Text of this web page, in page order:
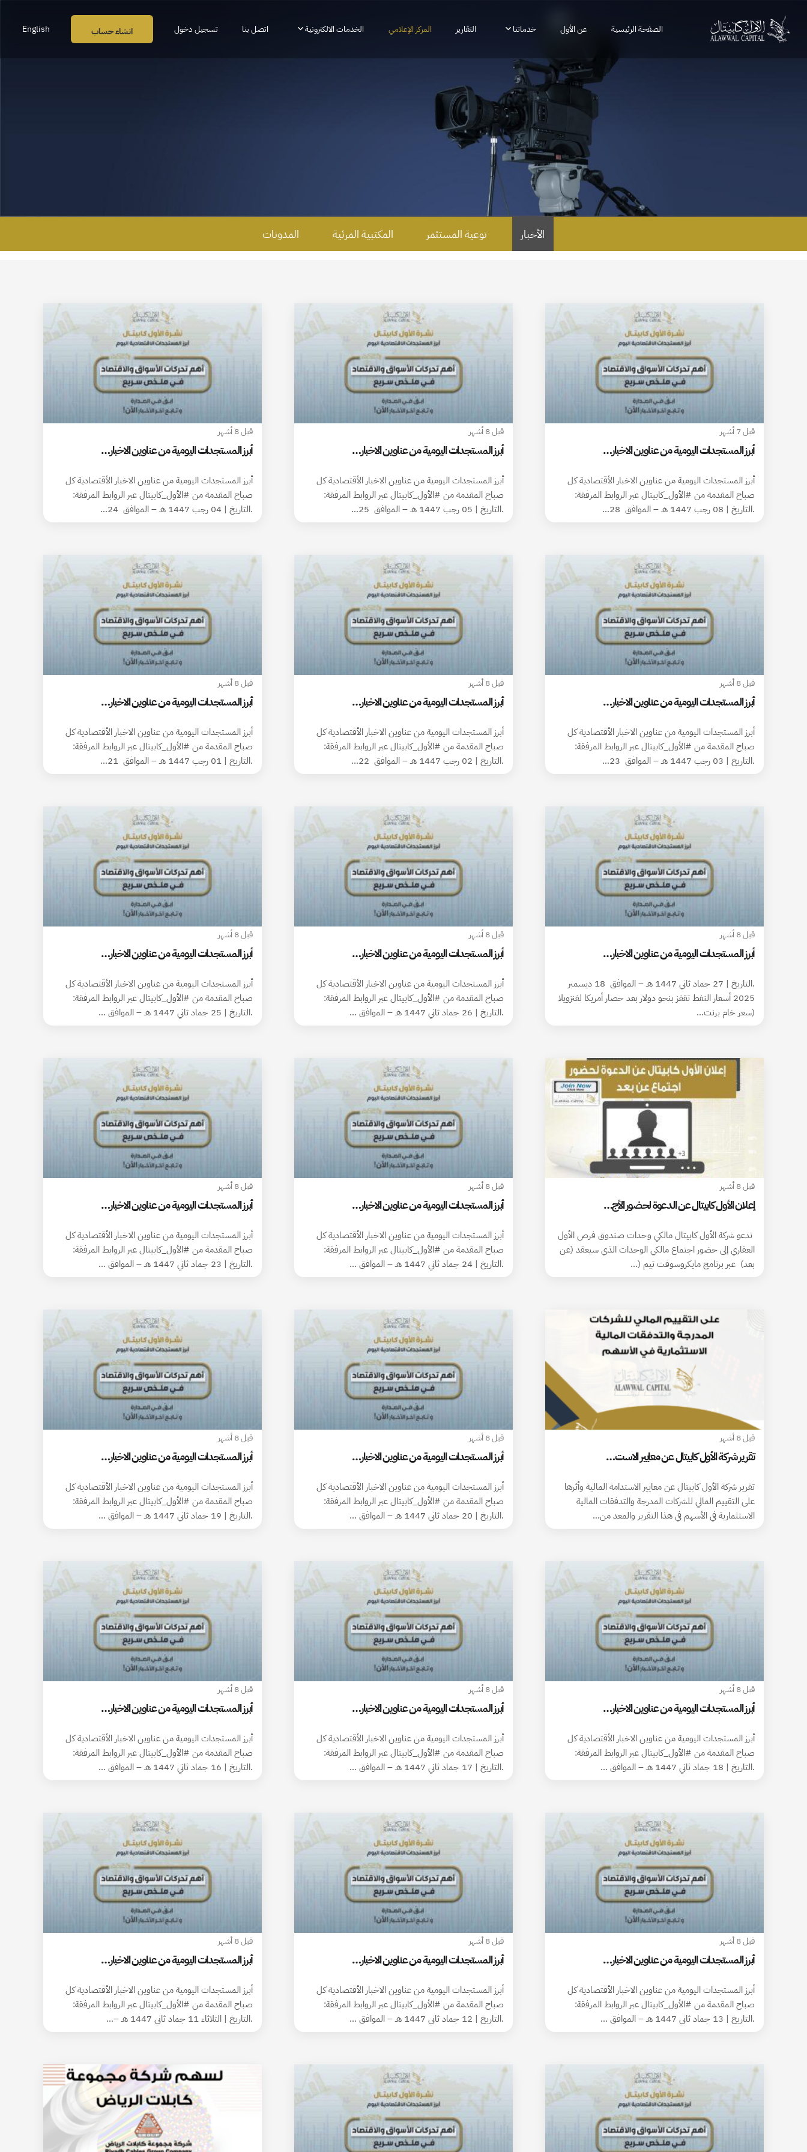
الصفحة الرئيسية عن الأول خدماتنا التقارير المركز الإعلامي الخدمات الالكترونية اتصل بنا تسجيل دخول انشاء حساب English
الأخبار توعية المستثمر المكتبية المرئية المدونات
قبل 7 أشهر
أبرز المستجدات اليومية من عناوين الاخبار…
أبرز المستجدات اليومية من عناوين الاخبار الأقتصادية كل
صباح المقدمة من #الأول_كابيتال عبر الروابط المرفقة:
.التاريخ | 08 رجب 1447 هـ – الموافق 28…
قبل 8 أشهر
أبرز المستجدات اليومية من عناوين الاخبار…
أبرز المستجدات اليومية من عناوين الاخبار الأقتصادية كل
صباح المقدمة من #الأول_كابيتال عبر الروابط المرفقة:
.التاريخ | 05 رجب 1447 هـ – الموافق 25…
قبل 8 أشهر
أبرز المستجدات اليومية من عناوين الاخبار…
أبرز المستجدات اليومية من عناوين الاخبار الأقتصادية كل
صباح المقدمة من #الأول_كابيتال عبر الروابط المرفقة:
.التاريخ | 04 رجب 1447 هـ – الموافق 24…
قبل 8 أشهر
أبرز المستجدات اليومية من عناوين الاخبار…
أبرز المستجدات اليومية من عناوين الاخبار الأقتصادية كل
صباح المقدمة من #الأول_كابيتال عبر الروابط المرفقة:
.التاريخ | 03 رجب 1447 هـ – الموافق 23…
قبل 8 أشهر
أبرز المستجدات اليومية من عناوين الاخبار…
أبرز المستجدات اليومية من عناوين الاخبار الأقتصادية كل
صباح المقدمة من #الأول_كابيتال عبر الروابط المرفقة:
.التاريخ | 02 رجب 1447 هـ – الموافق 22…
قبل 8 أشهر
أبرز المستجدات اليومية من عناوين الاخبار…
أبرز المستجدات اليومية من عناوين الاخبار الأقتصادية كل
صباح المقدمة من #الأول_كابيتال عبر الروابط المرفقة:
.التاريخ | 01 رجب 1447 هـ – الموافق 21…
قبل 8 أشهر
أبرز المستجدات اليومية من عناوين الاخبار…
.التاريخ | 27 جماد ثاني 1447 هـ – الموافق 18 ديسمبر
2025 أسعار النفط تقفز بنحو دولار بعد حصار أمريكا لفنزويلا
(سعر خام برنت…
قبل 8 أشهر
أبرز المستجدات اليومية من عناوين الاخبار…
أبرز المستجدات اليومية من عناوين الاخبار الأقتصادية كل
صباح المقدمة من #الأول_كابيتال عبر الروابط المرفقة:
.التاريخ | 26 جماد ثاني 1447 هـ – الموافق …
قبل 8 أشهر
أبرز المستجدات اليومية من عناوين الاخبار…
أبرز المستجدات اليومية من عناوين الاخبار الأقتصادية كل
صباح المقدمة من #الأول_كابيتال عبر الروابط المرفقة:
.التاريخ | 25 جماد ثاني 1447 هـ – الموافق …
قبل 8 أشهر
إعلان الأول كابيتال عن الدعوة لحضور الأج…
تدعو شركة الأول كابيتال مالكي وحدات صندوق فرص الأول
العقاري إلى حضور اجتماع مالكي الوحدات الذي سيعقد (عن
بعد) عبر برنامج مايكروسوفت تيم (…
قبل 8 أشهر
أبرز المستجدات اليومية من عناوين الاخبار…
أبرز المستجدات اليومية من عناوين الاخبار الأقتصادية كل
صباح المقدمة من #الأول_كابيتال عبر الروابط المرفقة:
.التاريخ | 24 جماد ثاني 1447 هـ – الموافق …
قبل 8 أشهر
أبرز المستجدات اليومية من عناوين الاخبار…
أبرز المستجدات اليومية من عناوين الاخبار الأقتصادية كل
صباح المقدمة من #الأول_كابيتال عبر الروابط المرفقة:
.التاريخ | 23 جماد ثاني 1447 هـ – الموافق …
قبل 8 أشهر
تقرير شركة الأول كابيتال عن معايير الاست…
تقرير شركة الأول كابيتال عن معايير الاستدامة المالية وأثرها
على التقييم المالي للشركات المدرجة والتدفقات المالية
الاستثمارية في الأسهم في هذا التقرير والمعد من…
قبل 8 أشهر
أبرز المستجدات اليومية من عناوين الاخبار…
أبرز المستجدات اليومية من عناوين الاخبار الأقتصادية كل
صباح المقدمة من #الأول_كابيتال عبر الروابط المرفقة:
.التاريخ | 20 جماد ثاني 1447 هـ – الموافق …
قبل 8 أشهر
أبرز المستجدات اليومية من عناوين الاخبار…
أبرز المستجدات اليومية من عناوين الاخبار الأقتصادية كل
صباح المقدمة من #الأول_كابيتال عبر الروابط المرفقة:
.التاريخ | 19 جماد ثاني 1447 هـ – الموافق …
قبل 8 أشهر
أبرز المستجدات اليومية من عناوين الاخبار…
أبرز المستجدات اليومية من عناوين الاخبار الأقتصادية كل
صباح المقدمة من #الأول_كابيتال عبر الروابط المرفقة:
.التاريخ | 18 جماد ثاني 1447 هـ – الموافق …
قبل 8 أشهر
أبرز المستجدات اليومية من عناوين الاخبار…
أبرز المستجدات اليومية من عناوين الاخبار الأقتصادية كل
صباح المقدمة من #الأول_كابيتال عبر الروابط المرفقة:
.التاريخ | 17 جماد ثاني 1447 هـ – الموافق …
قبل 8 أشهر
أبرز المستجدات اليومية من عناوين الاخبار…
أبرز المستجدات اليومية من عناوين الاخبار الأقتصادية كل
صباح المقدمة من #الأول_كابيتال عبر الروابط المرفقة:
.التاريخ | 16 جماد ثاني 1447 هـ – الموافق …
قبل 8 أشهر
أبرز المستجدات اليومية من عناوين الاخبار…
أبرز المستجدات اليومية من عناوين الاخبار الأقتصادية كل
صباح المقدمة من #الأول_كابيتال عبر الروابط المرفقة:
.التاريخ | 13 جماد ثاني 1447 هـ – الموافق …
قبل 8 أشهر
أبرز المستجدات اليومية من عناوين الاخبار…
أبرز المستجدات اليومية من عناوين الاخبار الأقتصادية كل
صباح المقدمة من #الأول_كابيتال عبر الروابط المرفقة:
.التاريخ | 12 جماد ثاني 1447 هـ – الموافق …
قبل 8 أشهر
أبرز المستجدات اليومية من عناوين الاخبار…
أبرز المستجدات اليومية من عناوين الاخبار الأقتصادية كل
صباح المقدمة من #الأول_كابيتال عبر الروابط المرفقة:
.التاريخ | الثلاثاء 11 جماد ثاني 1447 هـ –…